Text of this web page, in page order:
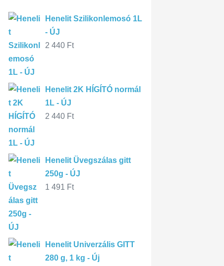
Henelit Szilikonlemosó 1L
- ÚJ
2 440 Ft
Henelit 2K HÍGÍTÓ normál
1L - ÚJ
2 440 Ft
Henelit Üvegszálas gitt
250g - ÚJ
1 491 Ft
Henelit Univerzális GITT
280 g, 1 kg - Új